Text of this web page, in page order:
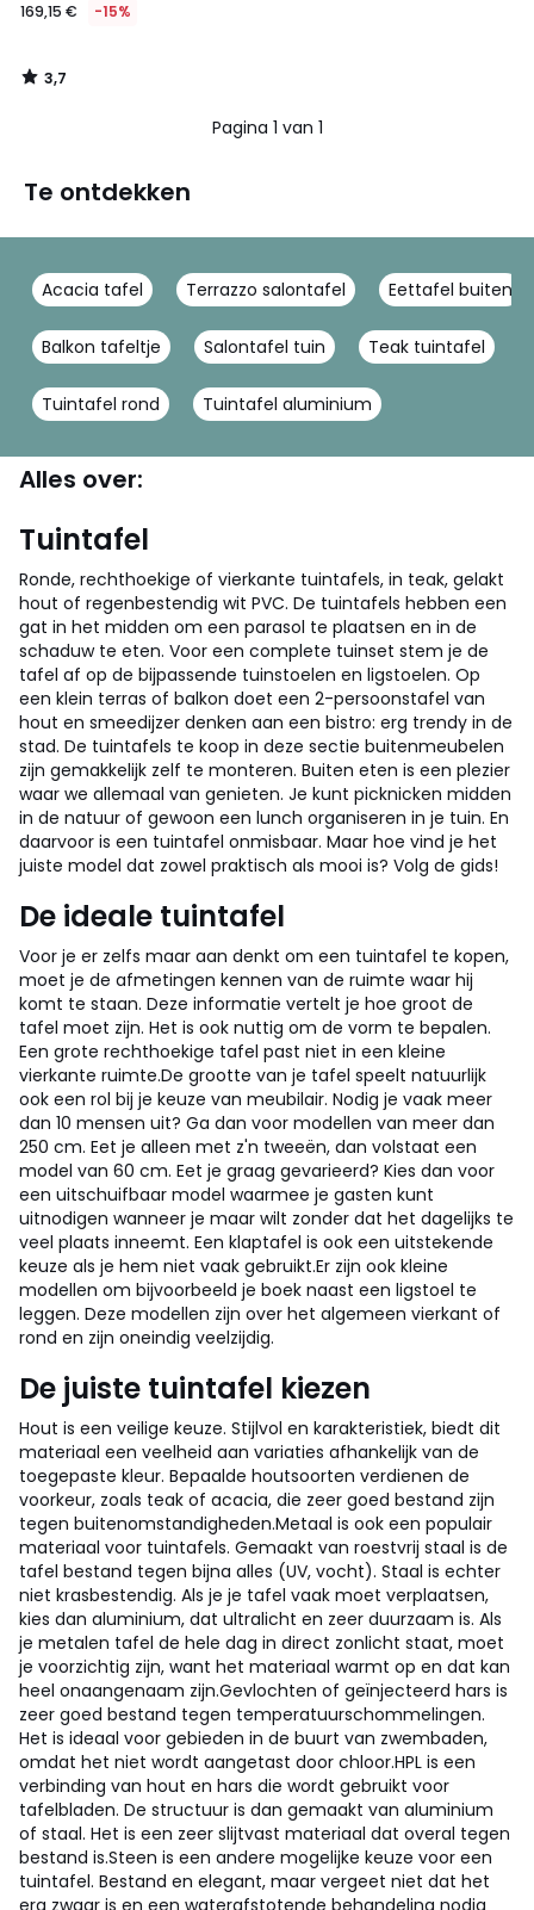
169,15 € -15%
3,7
/
Pagina 1 van 1
Te ontdekken
Acacia tafel Terrazzo salontafel Eettafel buiten
Balkon tafeltje Salontafel tuin Teak tuintafel
Tuintafel rond Tuintafel aluminium
Alles over:
Tuintafel
Ronde, rechthoekige of vierkante tuintafels, in teak, gelakt
hout of regenbestendig wit PVC. De tuintafels hebben een
gat in het midden om een parasol te plaatsen en in de
schaduw te eten. Voor een complete tuinset stem je de
tafel af op de bijpassende tuinstoelen en ligstoelen. Op
een klein terras of balkon doet een 2-persoonstafel van
hout en smeedijzer denken aan een bistro: erg trendy in de
stad. De tuintafels te koop in deze sectie buitenmeubelen
zijn gemakkelijk zelf te monteren. Buiten eten is een plezier
waar we allemaal van genieten. Je kunt picknicken midden
in de natuur of gewoon een lunch organiseren in je tuin. En
daarvoor is een tuintafel onmisbaar. Maar hoe vind je het
juiste model dat zowel praktisch als mooi is? Volg de gids!
De ideale tuintafel
Voor je er zelfs maar aan denkt om een tuintafel te kopen,
moet je de afmetingen kennen van de ruimte waar hij
komt te staan. Deze informatie vertelt je hoe groot de
tafel moet zijn. Het is ook nuttig om de vorm te bepalen.
Een grote rechthoekige tafel past niet in een kleine
vierkante ruimte.De grootte van je tafel speelt natuurlijk
ook een rol bij je keuze van meubilair. Nodig je vaak meer
dan 10 mensen uit? Ga dan voor modellen van meer dan
250 cm. Eet je alleen met z'n tweeën, dan volstaat een
model van 60 cm. Eet je graag gevarieerd? Kies dan voor
een uitschuifbaar model waarmee je gasten kunt
uitnodigen wanneer je maar wilt zonder dat het dagelijks te
veel plaats inneemt. Een klaptafel is ook een uitstekende
keuze als je hem niet vaak gebruikt.Er zijn ook kleine
modellen om bijvoorbeeld je boek naast een ligstoel te
leggen. Deze modellen zijn over het algemeen vierkant of
rond en zijn oneindig veelzijdig.
De juiste tuintafel kiezen
Hout is een veilige keuze. Stijlvol en karakteristiek, biedt dit
materiaal een veelheid aan variaties afhankelijk van de
toegepaste kleur. Bepaalde houtsoorten verdienen de
voorkeur, zoals teak of acacia, die zeer goed bestand zijn
tegen buitenomstandigheden.Metaal is ook een populair
materiaal voor tuintafels. Gemaakt van roestvrij staal is de
tafel bestand tegen bijna alles (UV, vocht). Staal is echter
niet krasbestendig. Als je je tafel vaak moet verplaatsen,
kies dan aluminium, dat ultralicht en zeer duurzaam is. Als
je metalen tafel de hele dag in direct zonlicht staat, moet
je voorzichtig zijn, want het materiaal warmt op en dat kan
heel onaangenaam zijn.Gevlochten of geïnjecteerd hars is
zeer goed bestand tegen temperatuurschommelingen.
Het is ideaal voor gebieden in de buurt van zwembaden,
omdat het niet wordt aangetast door chloor.HPL is een
verbinding van hout en hars die wordt gebruikt voor
tafelbladen. De structuur is dan gemaakt van aluminium
of staal. Het is een zeer slijtvast materiaal dat overal tegen
bestand is.Steen is een andere mogelijke keuze voor een
tuintafel. Bestand en elegant, maar vergeet niet dat het
erg zwaar is en een waterafstotende behandeling nodig